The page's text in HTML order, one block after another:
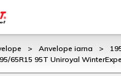
> Anvelope iarna >
65R15 95T Uniroyal